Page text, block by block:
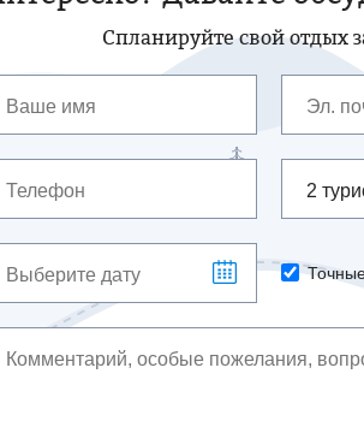
Спланируйте свой отдых
2